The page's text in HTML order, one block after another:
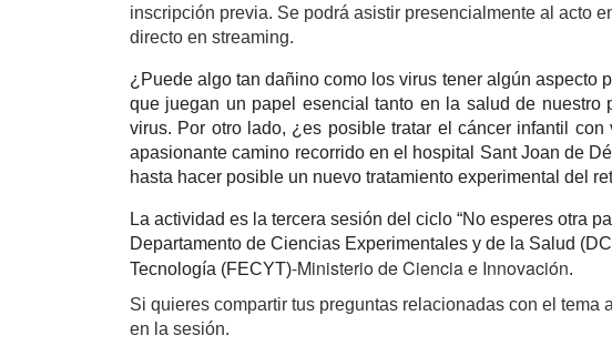
inscripción previa. Se podrá asistir presencialmente al acto
directo en streaming.
¿Puede algo tan dañino como los virus tener algún aspecto
que juegan un papel esencial tanto en la salud de
virus. Por otro lado, ¿es posible tratar el cáncer infantil con
apasionante camino recorrido en el hospital Sant Joan de
hasta hacer posible un nuevo tratamiento experimental del
La actividad es la tercera sesión del ciclo “No esperes otra
Departamento de Ciencias Experimentales y de la Salud
Tecnología (FECYT)-Ministerio de Ciencia e Innovación.
Si quieres compartir tus preguntas relacionadas con el tema
en la sesión.